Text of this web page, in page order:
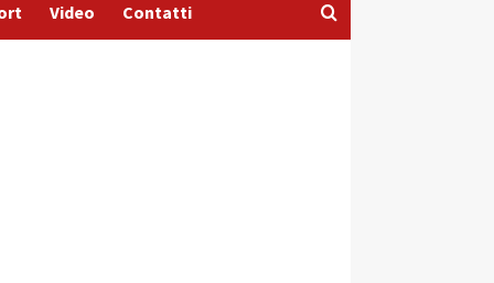
Video Contatti